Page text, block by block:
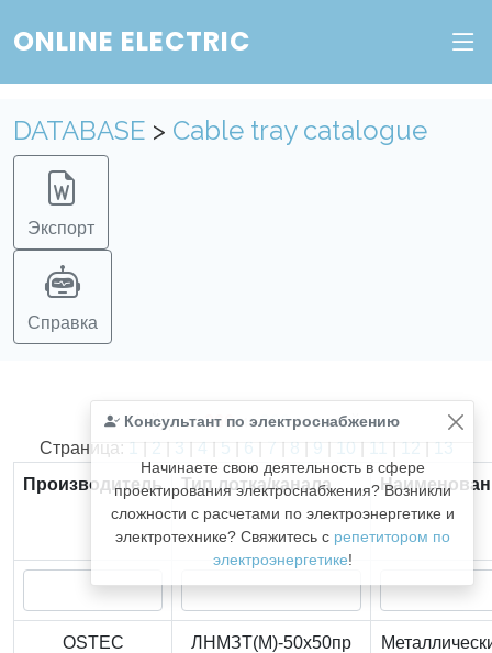
ONLINE ELECTRIC
DATABASE > Cable tray catalogue
Экспорт
Справка
Консультант по электроснабжению
Начинаете свою деятельность в сфере
проектирования электроснабжения? Возникли
сложности с расчетами по электроэнергетике и
электротехнике? Свяжитесь с репетитором по
электроэнергетике!
Найдено366из366записей.
Страница: 1 | 2 | 3 | 4 | 5 | 6 | 7 | 8 | 9 | 10 | 11 | 12 | 13
Производитель
Тип лотка/канала
OSTEC ЛНМЗТ(М)-50x50пр